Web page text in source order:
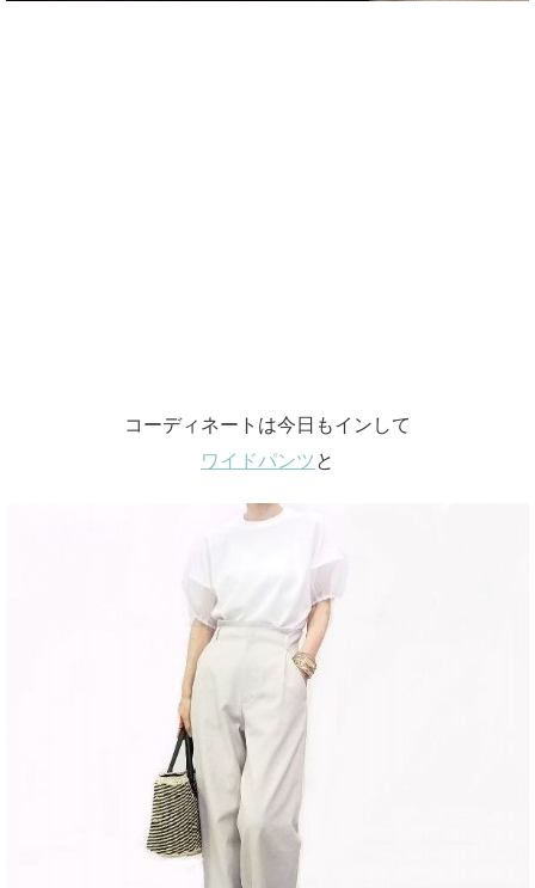
コーディネートは今日もインして
ワイドパンツ と